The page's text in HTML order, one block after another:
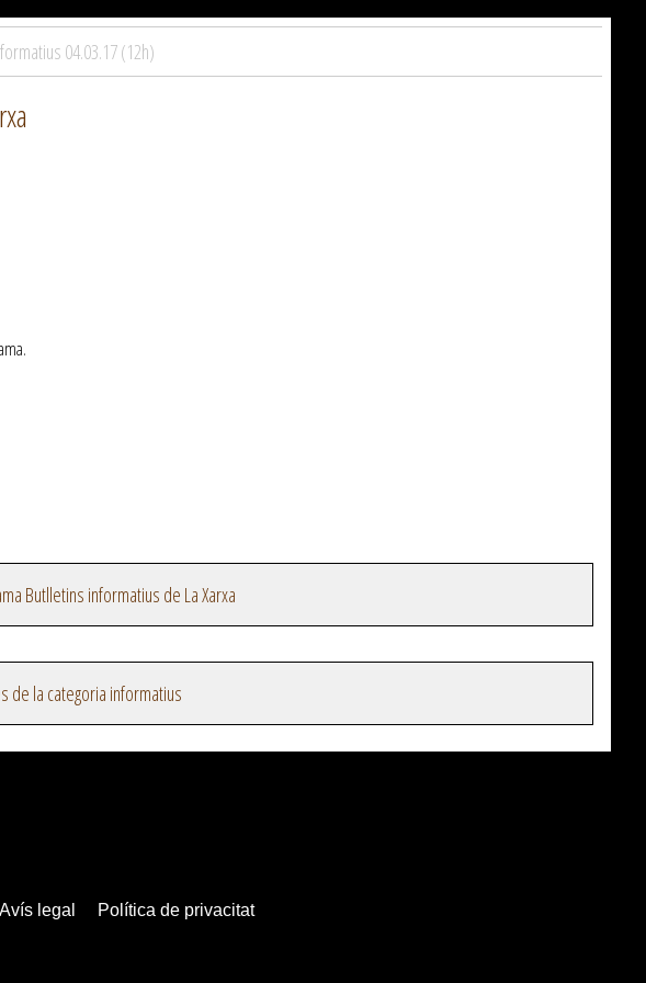
04.03.17 (12h)
Butlletins informatius de La Xarxa
de la categoria informatius
Avís legal Política de privacitat